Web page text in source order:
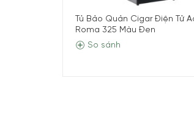
Nhập khẩu
Tủ Bảo Quản Cigar Điện Tử
Roma 325 Màu Đen
So sánh